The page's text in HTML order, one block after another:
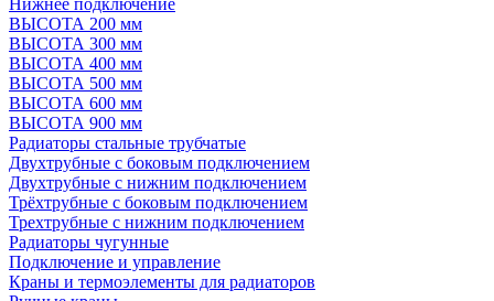
ВЫСОТА 200 мм
ВЫСОТА 300 мм
ВЫСОТА 400 мм
ВЫСОТА 500 мм
ВЫСОТА 600 мм
ВЫСОТА 900 мм
Радиаторы стальные трубчатые
Двухтрубные с боковым подключением
Двухтрубные с нижним подключением
Трёхтрубные с боковым подключением
Трехтрубные с нижним подключением
Радиаторы чугунные
Подключение и управление
Краны и термоэлементы для радиаторов